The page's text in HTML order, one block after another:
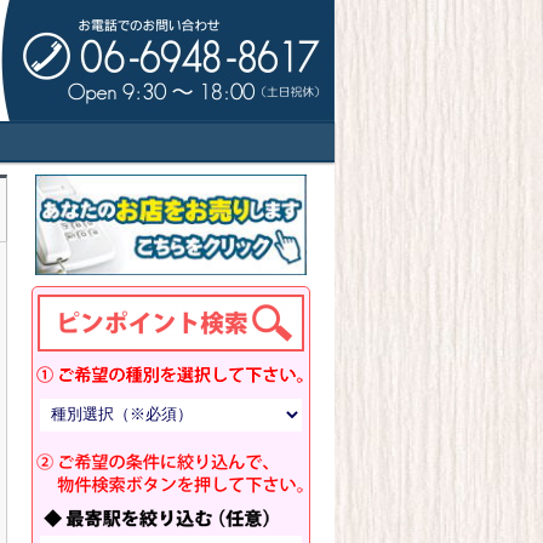
ーズキッチン！
イド！新規開業・出店拡大・移転・閉